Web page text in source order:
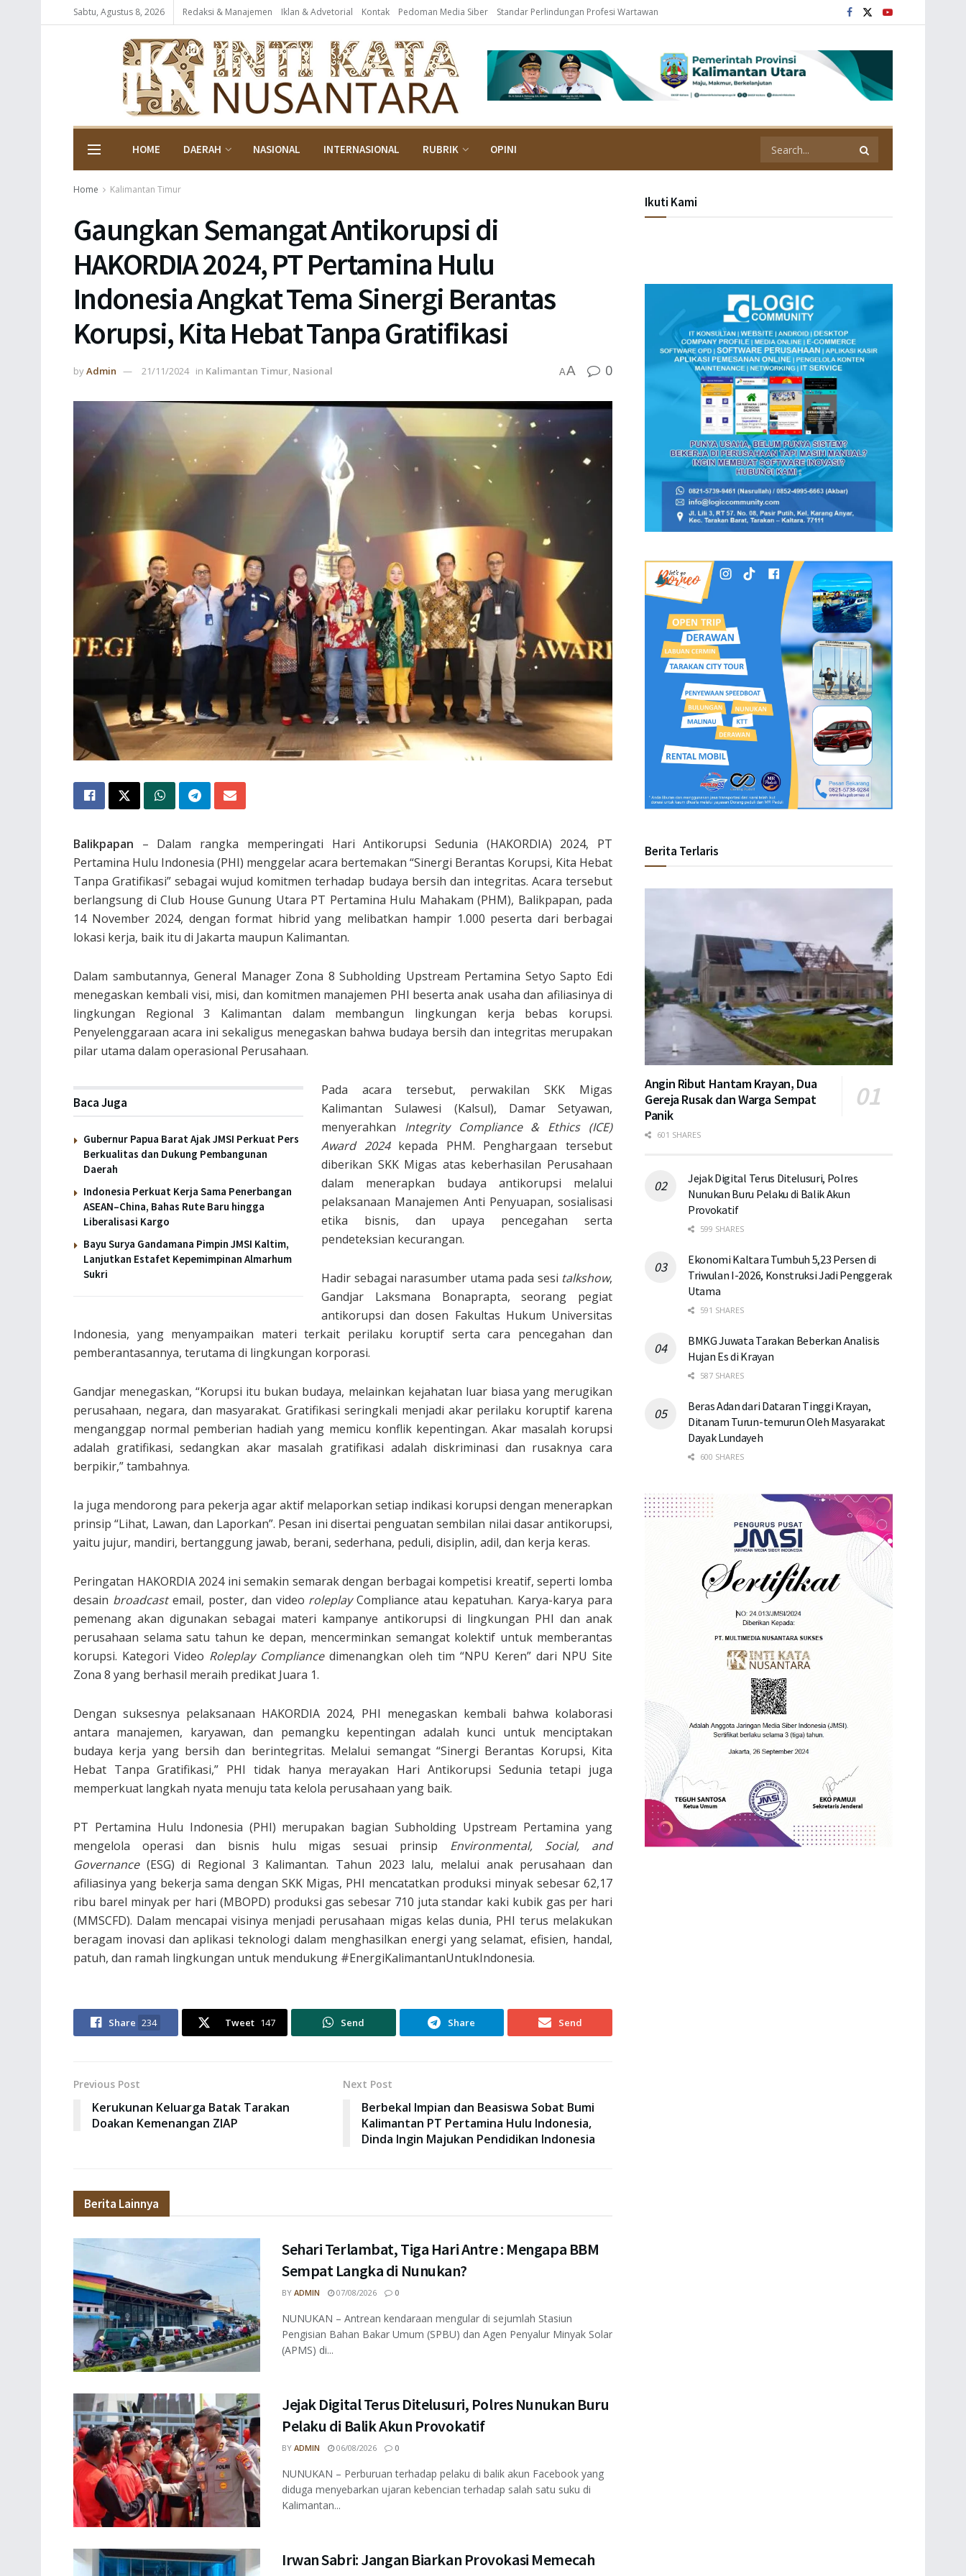
Sabtu, Agustus 8, 2026 Redaksi & Manajemen Iklan & Advetorial Kontak Pedoman Media Siber Standar Perlindungan Profesi Wartawan
HOME DAERAH NASIONAL INTERNASIONAL RUBRIK OPINI
Home Kalimantan Timur
Gaungkan Semangat Antikorupsi di
HAKORDIA 2024, PT Pertamina Hulu
Indonesia Angkat Tema Sinergi Berantas
Korupsi, Kita Hebat Tanpa Gratifikasi
byAdmin 21/11/2024 in Kalimantan Timur, Nasional AA 0
Balikpapan – Dalam rangka memperingati Hari Antikorupsi Sedunia (HAKORDIA) 2024, PT
Pertamina Hulu Indonesia (PHI) menggelar acara bertemakan “Sinergi Berantas Korupsi, Kita Hebat
Tanpa Gratifikasi” sebagai wujud komitmen terhadap budaya bersih dan integritas. Acara tersebut
berlangsung di Club House Gunung Utara PT Pertamina Hulu Mahakam (PHM), Balikpapan, pada
14 November 2024, dengan format hibrid yang melibatkan hampir 1.000 peserta dari berbagai
lokasi kerja, baik itu di Jakarta maupun Kalimantan.
Dalam sambutannya, General Manager Zona 8 Subholding Upstream Pertamina Setyo Sapto Edi
menegaskan kembali visi, misi, dan komitmen manajemen PHI beserta anak usaha dan afiliasinya di
lingkungan Regional 3 Kalimantan dalam membangun lingkungan kerja bebas korupsi.
Penyelenggaraan acara ini sekaligus menegaskan bahwa budaya bersih dan integritas merupakan
pilar utama dalam operasional Perusahaan.
Baca Juga
Gubernur Papua Barat Ajak JMSI Perkuat Pers
Berkualitas dan Dukung Pembangunan
Daerah
Indonesia Perkuat Kerja Sama Penerbangan
ASEAN–China, Bahas Rute Baru hingga
Liberalisasi Kargo
Bayu Surya Gandamana Pimpin JMSI Kaltim,
Lanjutkan Estafet Kepemimpinan Almarhum
Sukri
Pada acara tersebut, perwakilan SKK Migas
Kalimantan Sulawesi (Kalsul), Damar Setyawan,
menyerahkan Integrity Compliance & Ethics (ICE)
Award 2024kepada PHM. Penghargaan tersebut
diberikan SKK Migas atas keberhasilan Perusahaan
dalam menerapkan budaya antikorupsi melalui
pelaksanaan Manajemen Anti Penyuapan, sosialisasi
etika bisnis, dan upaya pencegahan serta
pendeteksian kecurangan.
Hadir sebagai narasumber utama pada sesi talkshow,
Gandjar Laksmana Bonaprapta, seorang pegiat
antikorupsi dan dosen Fakultas Hukum Universitas
Indonesia, yang menyampaikan materi terkait perilaku koruptif serta cara pencegahan dan
pemberantasannya, terutama di lingkungan korporasi.
Gandjar menegaskan, “Korupsi itu bukan budaya, melainkan kejahatan luar biasa yang merugikan
perusahaan, negara, dan masyarakat. Gratifikasi seringkali menjadi akar perilaku koruptif karena
menganggap normal pemberian hadiah yang memicu konflik kepentingan. Akar masalah korupsi
adalah gratifikasi, sedangkan akar masalah gratifikasi adalah diskriminasi dan rusaknya cara
berpikir,” tambahnya.
Ia juga mendorong para pekerja agar aktif melaporkan setiap indikasi korupsi dengan menerapkan
prinsip “Lihat, Lawan, dan Laporkan”. Pesan ini disertai penguatan sembilan nilai dasar antikorupsi,
yaitu jujur, mandiri, bertanggung jawab, berani, sederhana, peduli, disiplin, adil, dan kerja keras.
Peringatan HAKORDIA 2024 ini semakin semarak dengan berbagai kompetisi kreatif, seperti lomba
desain broadcastemail, poster, dan video roleplayCompliance atau kepatuhan. Karya-karya para
pemenang akan digunakan sebagai materi kampanye antikorupsi di lingkungan PHI dan anak
perusahaan selama satu tahun ke depan, mencerminkan semangat kolektif untuk memberantas
korupsi. Kategori Video Roleplay Compliancedimenangkan oleh tim “NPU Keren” dari NPU Site
Zona 8 yang berhasil meraih predikat Juara 1.
Dengan suksesnya pelaksanaan HAKORDIA 2024, PHI menegaskan kembali bahwa kolaborasi
antara manajemen, karyawan, dan pemangku kepentingan adalah kunci untuk menciptakan
budaya kerja yang bersih dan berintegritas. Melalui semangat “Sinergi Berantas Korupsi, Kita
Hebat Tanpa Gratifikasi,” PHI tidak hanya merayakan Hari Antikorupsi Sedunia tetapi juga
memperkuat langkah nyata menuju tata kelola perusahaan yang baik.
PT Pertamina Hulu Indonesia (PHI) merupakan bagian Subholding Upstream Pertamina yang
mengelola operasi dan bisnis hulu migas sesuai prinsip Environmental, Social, and
Governance (ESG) di Regional 3 Kalimantan. Tahun 2023 lalu, melalui anak perusahaan dan
afiliasinya yang bekerja sama dengan SKK Migas, PHI mencatatkan produksi minyak sebesar 62,17
ribu barel minyak per hari (MBOPD) produksi gas sebesar 710 juta standar kaki kubik gas per hari
(MMSCFD). Dalam mencapai visinya menjadi perusahaan migas kelas dunia, PHI terus melakukan
beragam inovasi dan aplikasi teknologi dalam menghasilkan energi yang selamat, efisien, handal,
patuh, dan ramah lingkungan untuk mendukung #EnergiKalimantanUntukIndonesia.
Share 234 Tweet 147 Send Share Send
Previous Post
Kerukunan Keluarga Batak Tarakan
Doakan Kemenangan ZIAP
Next Post
Berbekal Impian dan Beasiswa Sobat Bumi
Kalimantan PT Pertamina Hulu Indonesia,
Dinda Ingin Majukan Pendidikan Indonesia
Berita Lainnya
Sehari Terlambat, Tiga Hari Antre : Mengapa BBM
Sempat Langka di Nunukan?
BY ADMIN 07/08/2026 0
NUNUKAN – Antrean kendaraan mengular di sejumlah Stasiun
Pengisian Bahan Bakar Umum (SPBU) dan Agen Penyalur Minyak Solar
(APMS) di...
Jejak Digital Terus Ditelusuri, Polres Nunukan Buru
Pelaku di Balik Akun Provokatif
BY ADMIN 06/08/2026 0
NUNUKAN – Perburuan terhadap pelaku di balik akun Facebook yang
diduga menyebarkan ujaran kebencian terhadap salah satu suku di
Kalimantan...
Irwan Sabri: Jangan Biarkan Provokasi Memecah
Ikuti Kami
Berita Terlaris
Angin Ribut Hantam Krayan, Dua
Gereja Rusak dan Warga Sempat
Panik
601 SHARES
Jejak Digital Terus Ditelusuri, Polres
Nunukan Buru Pelaku di Balik Akun
Provokatif
599 SHARES
Ekonomi Kaltara Tumbuh 5,23 Persen di
Triwulan I-2026, Konstruksi Jadi Penggerak
Utama
591 SHARES
BMKG Juwata Tarakan Beberkan Analisis
Hujan Es di Krayan
587 SHARES
Beras Adan dari Dataran Tinggi Krayan,
Ditanam Turun-temurun Oleh Masyarakat
Dayak Lundayeh
600 SHARES